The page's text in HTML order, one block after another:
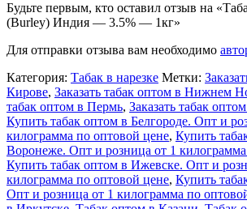
-
3.5%
1кг
Будьте первым, кто оставил отзыв на
(Burley) Индия — 3.5% — 1кг»
Для отправки отзыва вам необходимо
Категория: Табак в нарезке Метки:
Кирове, Заказать табак оптом в Нижнем
табак оптом в Пермь, Заказать табак
Купить табак оптом в Белгороде. Опт и
килограмма по оптовой цене, Купить
Воронеже. Опт и розница от 1
Купить табак оптом в Ижевске. Опт и
килограмма по оптовой цене, Купить
Опт и розница от 1 килограмма по